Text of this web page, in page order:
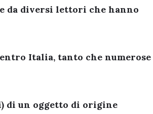
da diversi lettori che hanno
Italia, tanto che numerose
di un oggetto di origine